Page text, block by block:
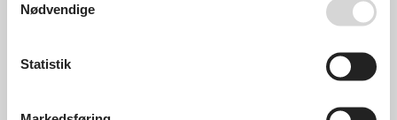
Nødvendige
Statistik